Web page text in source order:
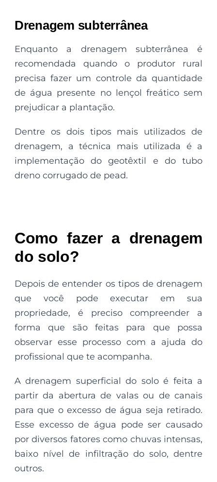
Drenagem subterrânea
Enquanto a drenagem subterrânea é
recomendada quando o produtor rural
precisa fazer um controle da quantidade
de água presente no lençol freático sem
prejudicar a plantação.
Dentre os dois tipos mais utilizados de
drenagem, a técnica mais utilizada é a
implementação do geotêxtil e do tubo
dreno corrugado de pead.
Como fazer a drenagem
do solo?
Depois de entender os tipos de drenagem
que você pode executar em sua
propriedade, é preciso compreender a
forma que são feitas para que possa
observar esse processo com a ajuda do
profissional que te acompanha.
A drenagem superficial do solo é feita a
partir da abertura de valas ou de canais
para que o excesso de água seja retirado.
Esse excesso de água pode ser causado
por diversos fatores como chuvas intensas,
baixo nível de infiltração do solo, dentre
outros.